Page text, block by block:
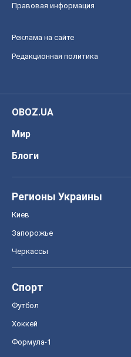
Правовая информация
Реклама на сайте
Редакционная политика
OBOZ.UA
Мир
Блоги
Регионы Украины
Киев
Запорожье
Черкассы
Спорт
Футбол
Хоккей
Формула-1